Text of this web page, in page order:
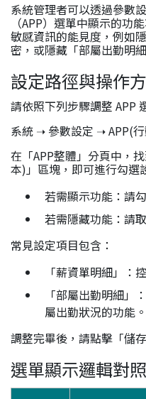
系統管理者可以透過參數
（APP）選單中顯示的功
敏感資訊的能見度，例如
密，或隱藏「部屬出勤明
設定路徑與操作
請依照下列步驟調整 APP
系統 ➝ 參數設定 ➝ APP(
在「APP整體」分頁中，
本)」區塊，即可進行勾選
若需顯示功能：請
若需隱藏功能：請
常見設定項目包含：
「薪資單明細」：
「部屬出勤明細」
屬出勤狀況的功能。
調整完畢後，請點擊「儲
選單顯示邏輯對